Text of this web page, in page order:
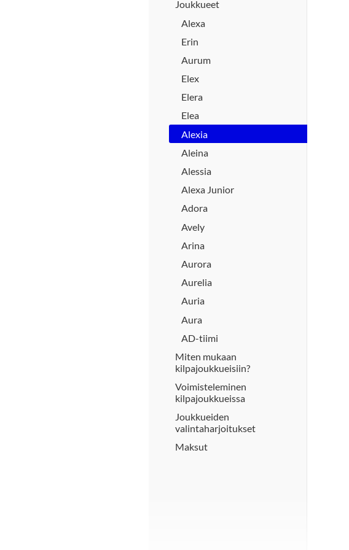
Joukkueet
Alexa
Erin
Aurum
Elex
Elera
Elea
Alexia
Aleina
Alessia
Alexa Junior
Adora
Avely
Arina
Aurora
Aurelia
Auria
Aura
AD-tiimi
Miten mukaan
kilpajoukkueisiin?
Voimisteleminen
kilpajoukkueissa
Joukkueiden
valintaharjoitukset
Maksut